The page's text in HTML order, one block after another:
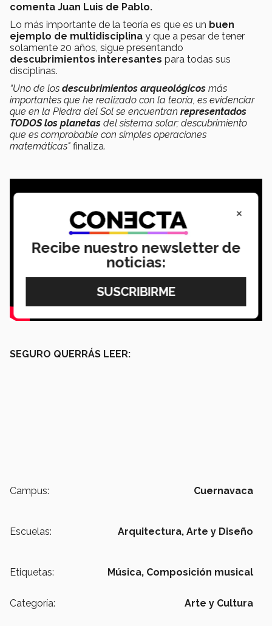
comenta Juan Luis de Pablo.
Lo más importante de la teoría es que es un buen
ejemplo de multidisciplina y que a pesar de tener
solamente 20 años, sigue presentando
descubrimientos interesantes para todas sus
disciplinas.
“Uno de los descubrimientos arqueológicos más
importantes que he realizado con la teoría, es evidenciar
que en la Piedra del Sol se encuentran representados
TODOS los planetas del sistema solar; descubrimiento
que es comprobable con simples operaciones
matemáticas" finaliza.
SEGURO QUERRÁS LEER:
Campus: Cuernavaca
Escuelas: Arquitectura, Arte y Diseño
Etiquetas: Música, Composición musical
Categoría: Arte y Cultura
×
Recibe nuestro newsletter de
noticias: